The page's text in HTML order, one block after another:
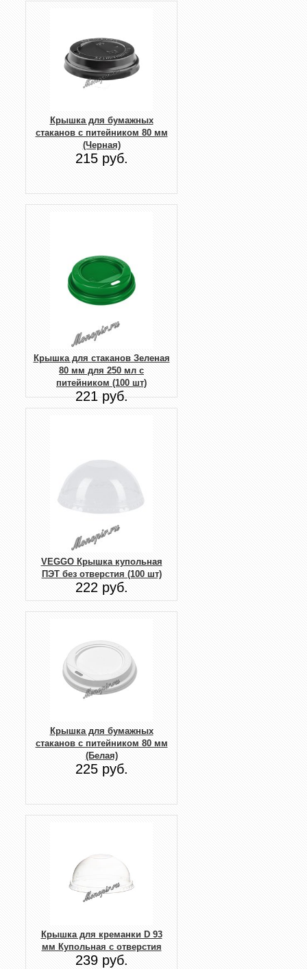
Крышка для бумажных
стаканов с питейником 80 мм
(Черная)
215 руб.
Крышка для стаканов Зеленая
80 мм для 250 мл с
питейником (100 шт)
221 руб.
VEGGO Крышка купольная
ПЭТ без отверстия (100 шт)
222 руб.
Крышка для бумажных
стаканов с питейником 80 мм
(Белая)
225 руб.
Крышка для креманки D 93
мм Купольная с отверстия
239 руб.